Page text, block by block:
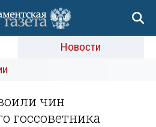
Новости
чин
госсоветника